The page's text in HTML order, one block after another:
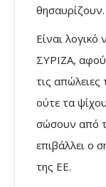
θησαυρίζουν.
Είναι λογικό
ΣΥΡΙΖΑ, αφού
τις απώλειες
ούτε τα
σώσουν από
επιβάλλει ο
της ΕΕ.